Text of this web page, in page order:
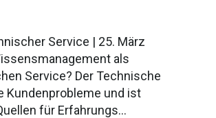
Service | 25. März
als
Service? Der Technische
Kundenprobleme und ist
für Erfahrungs…